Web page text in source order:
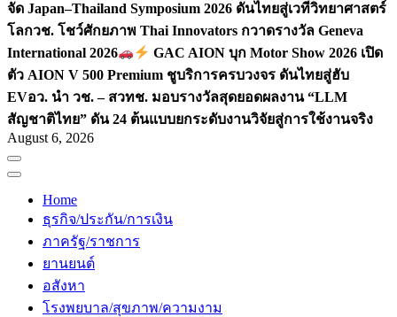
จัด Japan–Thailand Symposium 2026 ดันไทยสู่เวทีวิทยาศาสตร์
โลกวช. โชว์ศักยภาพ Thai Innovators กวาดรางวัล Geneva
International 2026
GAC AION บุก Motor Show 2026 เปิด
ตัว AION V 500 Premium ชูบริการครบวงจร ดันไทยสู่ฮับ
EVอว. นำ วช. – สวทช. มอบรางวัลสุดยอดผลงาน “LLM
สัญชาติไทย” ดัน 24 ต้นแบบยกระดับงานวิจัยสู่การใช้งานจริง
August 6, 2026
Home
ธุรกิจ/ประกัน/การเงิน
ภาครัฐ/ราชการ
ยานยนต์
อสังหา
โรงพยบาล/สุขภาพ/ความงาม